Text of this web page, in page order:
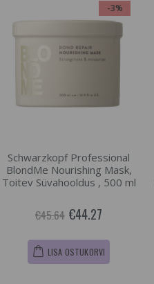
-3%
Schwarzkopf Professional
BlondMe Nourishing Mask,
Toitev Süvahooldus , 500 ml
€45.64 €44.27
LISA OSTUKORVI